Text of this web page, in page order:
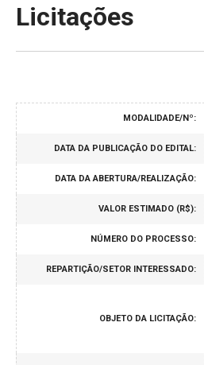
Licitações
MODALIDADE/Nº:
DATA DA PUBLICAÇÃO DO EDITAL:
DATA DA ABERTURA/REALIZAÇÃO:
VALOR ESTIMADO (R$):
NÚMERO DO PROCESSO:
REPARTIÇÃO/SETOR INTERESSADO:
OBJETO DA LICITAÇÃO: